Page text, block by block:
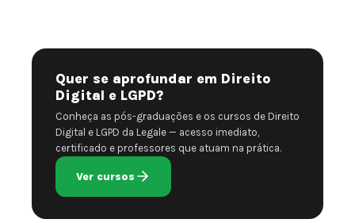
Quer se aprofundar em Direito
Digital e LGPD?
Conheça as pós-graduações e os cursos de Direito
Digital e LGPD da Legale — acesso imediato,
certificado e professores que atuam na prática.
Ver cursos